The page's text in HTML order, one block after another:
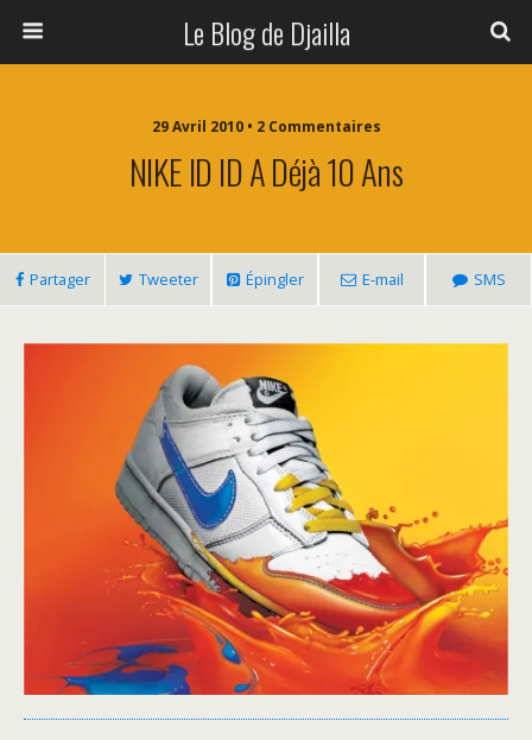
Le Blog de Djailla
29 Avril 2010 • 2 Commentaires
NIKE ID ID A Déjà 10 Ans
Partager Tweeter Épingler E-mail SMS